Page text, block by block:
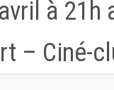
à 21h
– Ciné-